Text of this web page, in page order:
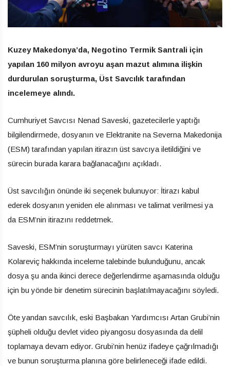
Kuzey Makedonya’da, Negotino Termik Santrali için
yapılan 160 milyon avroyu aşan mazut alımına ilişkin
durdurulan soruşturma, Üst Savcılık tarafından
incelemeye alındı.
Cumhuriyet Savcısı Nenad Saveski, gazetecilerle yaptığı
bilgilendirmede, dosyanın ve Elektranite na Severna Makedonija
(ESM) tarafından yapılan itirazın üst savcıya iletildiğini ve
sürecin burada karara bağlanacağını açıkladı.
Üst savcılığın önünde iki seçenek bulunuyor: İtirazı kabul
ederek dosyanın yeniden ele alınması ve talimat verilmesi ya
da ESM’nin itirazını reddetmek.
Saveski, ESM’nin soruşturmayı yürüten savcı Katerina
Kolareviç hakkında inceleme talebinde bulunduğunu, ancak
dosya şu anda ikinci derece değerlendirme aşamasında olduğu
için bu yönde bir denetim sürecinin başlatılmayacağını söyledi.
Öte yandan savcılık, eski Başbakan Yardımcısı Artan Grubi’nin
şüpheli olduğu devlet video piyangosu dosyasında da delil
toplamaya devam ediyor. Grubi’nin henüz ifadeye çağrılmadığı
ve bunun soruşturma planına göre belirleneceği ifade edildi.